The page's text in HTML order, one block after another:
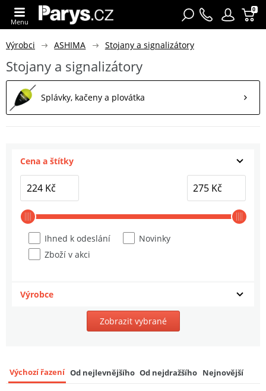
0
Menu
Výrobci ASHIMA Stojany a signalizátory
Stojany a signalizátory
Splávky, kačeny a plovátka
Cena a štítky
Ihned k odeslání
Novinky
Zboží v akci
Výrobce
Zobrazit vybrané
Výchozí řazení Od nejlevnějšího Od nejdražšího Nejnovější